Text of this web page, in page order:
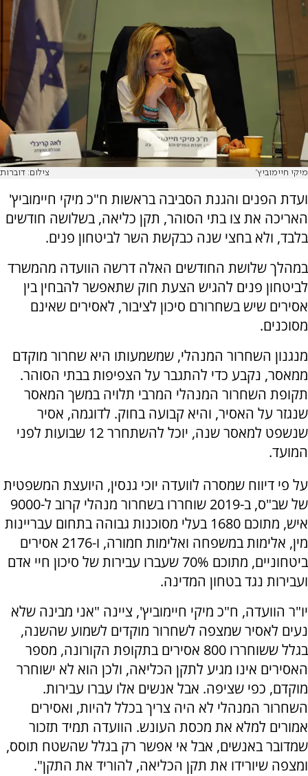
מיקי חיימוביץ' צילום: דוברות
ועדת הפנים והגנת הסביבה בראשות ח"כ מיקי חיימוביץ'
האריכה את צו בתי הסוהר, תקן כליאה, בשלושה חודשים
בלבד, ולא בחצי שנה כבקשת השר לביטחון פנים.
במהלך שלושת החודשים האלה דרשה הוועדה מהמשרד
לביטחון פנים להגיש הצעת חוק שתאפשר להבחין בין
אסירים שיש בשחרורם סיכון לציבור, לאסירים שאינם
מסוכנים.
מנגנון השחרור המנהלי, שמשמעותו היא שחרור מוקדם
ממאסר, נקבע כדי להתגבר על הצפיפות בבתי הסוהר.
תקופת השחרור המנהלי המרבי תלויה במשך המאסר
שנגזר על האסיר, והיא קבועה בחוק. לדוגמה, אסיר
שנשפט למאסר שנה, יוכל להשתחרר 12 שבועות לפני
המועד.
על פי דיווח שמסרה לוועדה יוכי גנסין, היועצת המשפטית
של שב"ס, ב-2019 שוחררו בשחרור מנהלי קרוב ל-9000
איש, מתוכם 1680 בעלי מסוכנות גבוהה בתחום עבריינות
מין, אלימות במשפחה ואלימות חמורה, ו-2176 אסירים
ביטחוניים, מתוכם 70% שעברו עבירות של סיכון חיי אדם
ועבירות נגד בטחון המדינה.
יו"ר הוועדה, ח"כ מיקי חיימוביץ', ציינה "אני מבינה שלא
נעים לאסיר שמצפה לשחרור מוקדים לשמוע שהשנה,
בגלל ששוחררו 800 אסירים בתקופת הקורונה, מספר
האסירים אינו מגיע לתקן הכליאה, ולכן הוא לא ישוחרר
מוקדם, כפי שציפה. אבל אנשים אלו עברו עבירות.
השחרור המנהלי לא היה צריך בכלל להיות, ואסירים
אמורים למלא את מכסת העונש. הוועדה תמיד תזכור
שמדובר באנשים, אבל אי אפשר רק בגלל שהשטח תוסס,
ומצפה שיורידו את תקן הכליאה, להוריד את התקן".